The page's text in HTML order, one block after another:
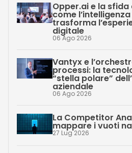
Opper.ai e la
come
trasforma
digitale
06 Ago 2026
Vantyx e
processi: la
“stella polare”
aziendale
06 Ago 2026
La Competitor
mappare i vuoti
27 Lug 2026